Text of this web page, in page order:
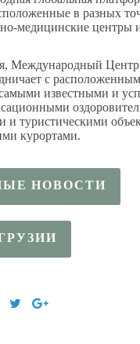
в разных
медицинские центры
Международный Центр
с
известными и
и туристическими
курортами.
НОВОСТИ